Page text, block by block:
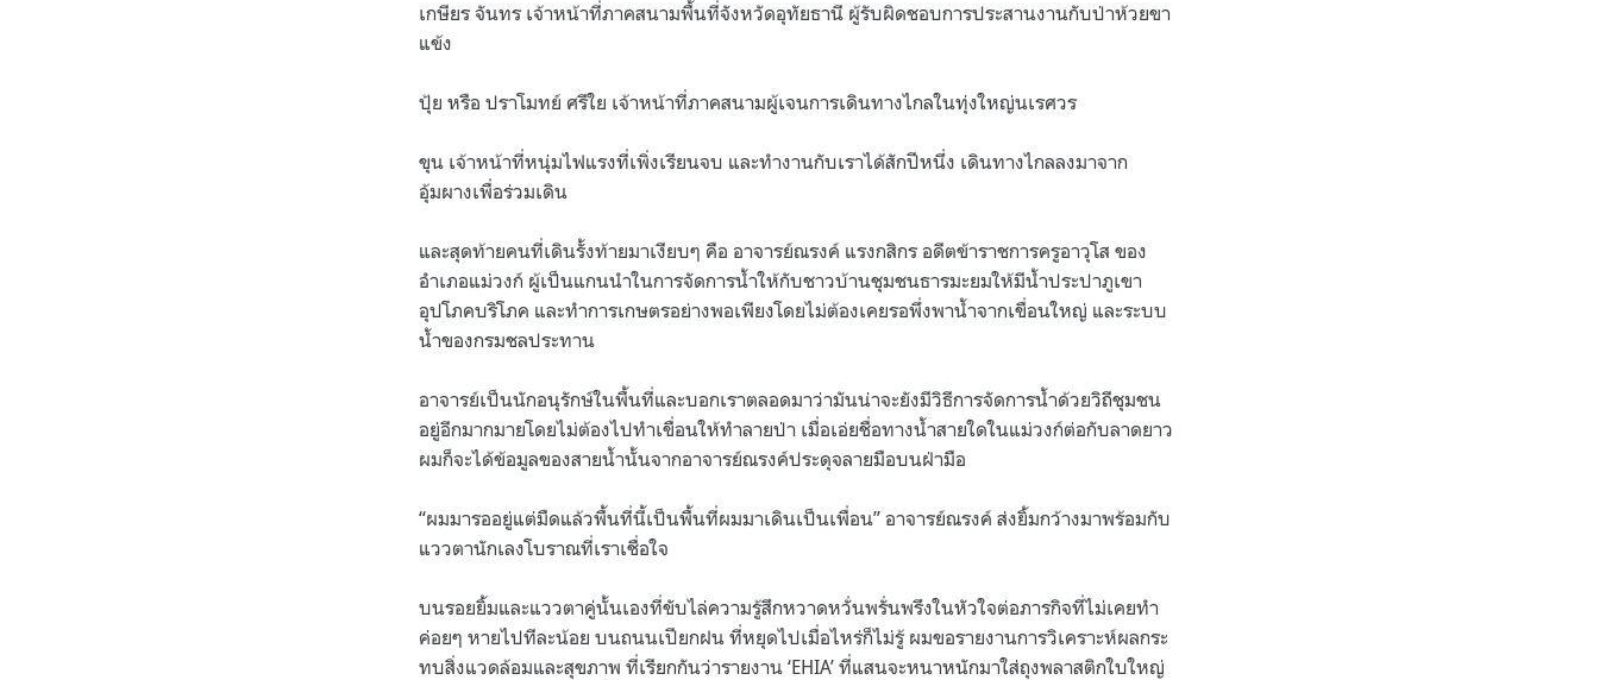
เกษียร จันทร เจ้าหน้าที่ภาคสนามพื้นที่จังหวัดอุทัยธานี ผู้รับผิดชอบการประสานงานกับป่าห้วยขา
แข้ง
ปุ้ย หรือ ปราโมทย์ ศรีใย เจ้าหน้าที่ภาคสนามผู้เจนการเดินทางไกลในทุ่งใหญ่นเรศวร
ขุน เจ้าหน้าที่หนุ่มไฟแรงที่เพิ่งเรียนจบ และทำงานกับเราได้สักปีหนึ่ง เดินทางไกลลงมาจาก
อุ้มผางเพื่อร่วมเดิน
และสุดท้ายคนที่เดินรั้งท้ายมาเงียบๆ คือ อาจารย์ณรงค์ แรงกสิกร อดีตข้าราชการครูอาวุโส ของ
อำเภอแม่วงก์ ผู้เป็นแกนนำในการจัดการน้ำให้กับชาวบ้านชุมชนธารมะยมให้มีน้ำประปาภูเขา
อุปโภคบริโภค และทำการเกษตรอย่างพอเพียงโดยไม่ต้องเคยรอพึ่งพาน้ำจากเขื่อนใหญ่ และระบบ
น้ำของกรมชลประทาน
อาจารย์เป็นนักอนุรักษ์ในพื้นที่และบอกเราตลอดมาว่ามันน่าจะยังมีวิธีการจัดการน้ำด้วยวิถีชุมชน
อยู่อีกมากมายโดยไม่ต้องไปทำเขื่อนให้ทำลายป่า เมื่อเอ่ยชื่อทางน้ำสายใดในแม่วงก์ต่อกับลาดยาว
ผมก็จะได้ข้อมูลของสายน้ำนั้นจากอาจารย์ณรงค์ประดุจลายมือบนฝ่ามือ
“ผมมารออยู่แต่มืดแล้วพื้นที่นี้เป็นพื้นที่ผมมาเดินเป็นเพื่อน” อาจารย์ณรงค์ ส่งยิ้มกว้างมาพร้อมกับ
แววตานักเลงโบราณที่เราเชื่อใจ
บนรอยยิ้มและแววตาคู่นั้นเองที่ขับไล่ความรู้สึกหวาดหวั่นพรั่นพรึงในหัวใจต่อภารกิจที่ไม่เคยทำ
ค่อยๆ หายไปทีละน้อย บนถนนเปียกฝน ที่หยุดไปเมื่อไหร่ก็ไม่รู้ ผมขอรายงานการวิเคราะห์ผลกระ
ทบสิ่งแวดล้อมและสุขภาพ ที่เรียกกันว่ารายงาน ‘EHIA’ ที่แสนจะหนาหนักมาใส่ถุงพลาสติกใบใหญ่